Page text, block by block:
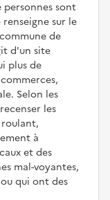
personnes sont
sur le
de
d'un site
plus de
Selon les
les
à
et des
mal-voyantes,
qui ont des